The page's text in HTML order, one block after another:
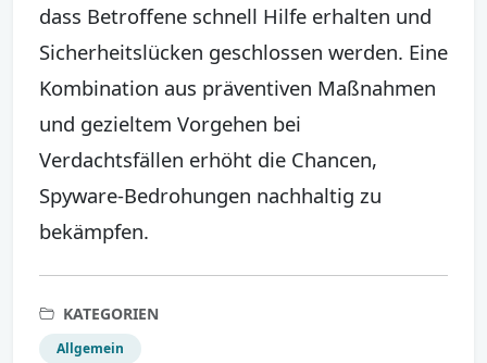
dass Betroffene schnell Hilfe erhalten und
Sicherheitslücken geschlossen werden. Eine
Kombination aus präventiven Maßnahmen
und gezieltem Vorgehen bei
Verdachtsfällen erhöht die Chancen,
Spyware-Bedrohungen nachhaltig zu
bekämpfen.
KATEGORIEN
Allgemein